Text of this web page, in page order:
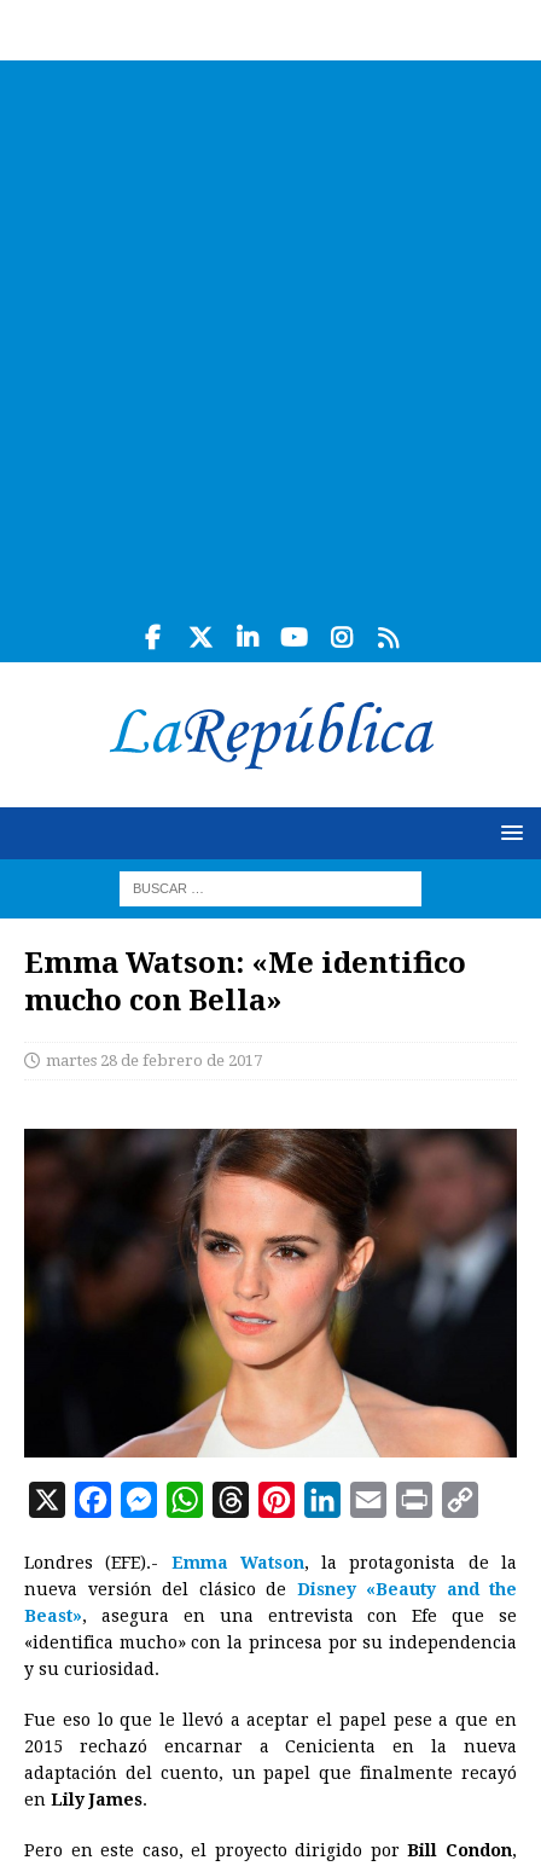
Emma Watson: «Me identifico
mucho con Bella»
martes 28 de febrero de 2017
X
c
e
b
o
o
k
M
s
e
n
g
e
W
a
s
p
p
r
e
a
s
n
t
e
e
s
n
k
e
I
n
a
i
l
i
n
t
p
y
L
n
k
Londres (EFE).- Emma Watson, la protagonista de la
nueva versión del clásico de Disney «Beauty and the
Beast», asegura en una entrevista con Efe que se
«identifica mucho» con la princesa por su independencia
y su curiosidad.
Fue eso lo que le llevó a aceptar el papel pese a que en
2015 rechazó encarnar a Cenicienta en la nueva
adaptación del cuento, un papel que finalmente recayó
en Lily James.
Pero en este caso, el proyecto dirigido porBill Condon,